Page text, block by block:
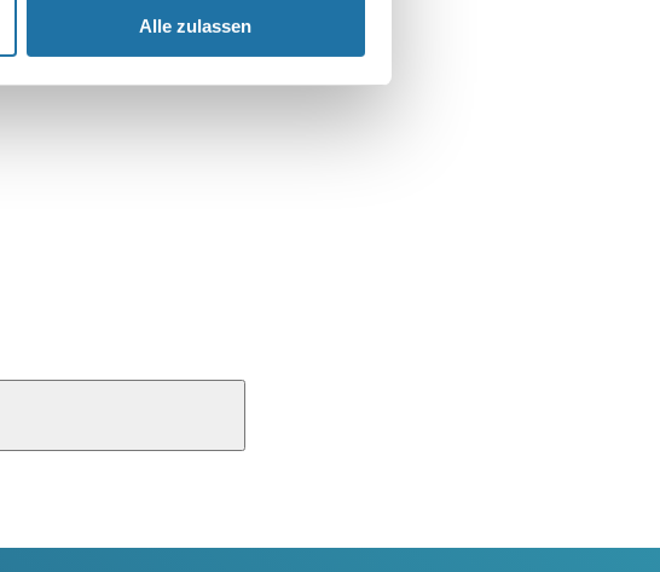
Alle zulassen